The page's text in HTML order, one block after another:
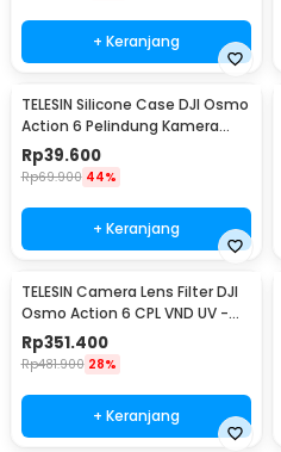
+ Keranjang
TELESIN Silicone Case DJI Osmo
Action 6 Pelindung Kamera
Silikon - S6-PTC-11
Rp39.600
Rp69.900 44%
+ Keranjang
TELESIN Camera Lens Filter DJI
Osmo Action 6 CPL VND UV -
S5-FLT-41
Rp351.400
Rp481.900 28%
+ Keranjang